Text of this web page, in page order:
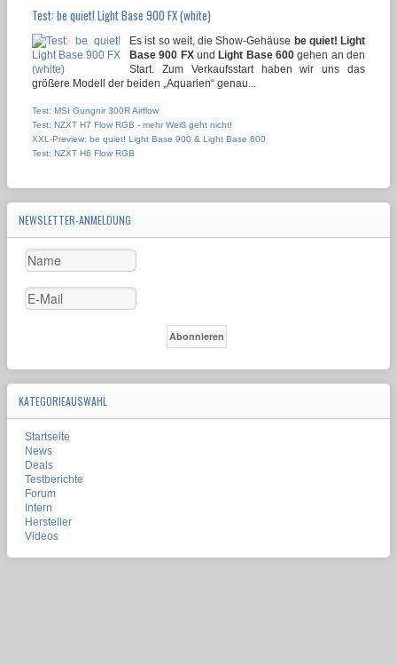
Test: be quiet! Light Base 900 FX (white)
Es ist so weit, die Show-Gehäuse be quiet! Light
Base 900 FXundLight Base 600 gehen an den
Start. Zum Verkaufsstart haben wir uns das
größere Modell der beiden „Aquarien“ genau...
Test: MSI Gungnir 300R Airflow
Test: NZXT H7 Flow RGB - mehr Weiß geht nicht!
XXL-Preview: be quiet! Light Base 900 & Light Base 600
Test: NZXT H6 Flow RGB
NEWSLETTER-ANMELDUNG
KATEGORIEAUSWAHL
Startseite
News
Deals
Testberichte
Forum
Intern
Hersteller
Videos